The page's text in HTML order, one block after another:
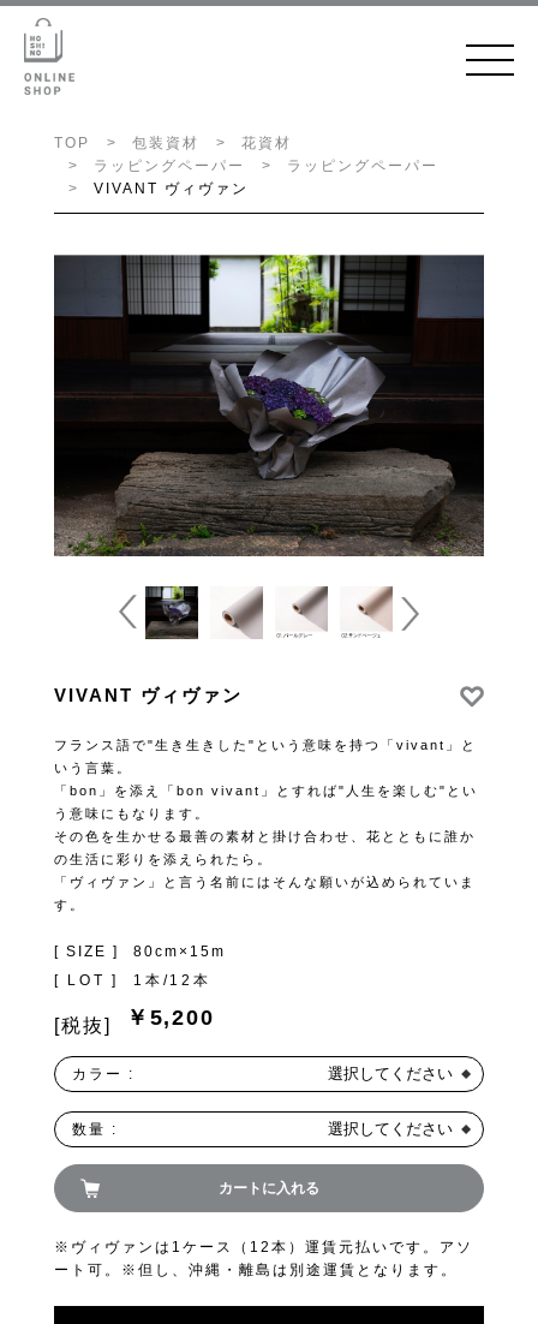
TOP 包装資材
花資材
ラッピングペーパー
ラッピングペーパー
VIVANT ヴィヴァン
VIVANT ヴィヴァン
フランス語で"生き生きした"という意味を持つ「vivant」と
いう言葉。
「bon」を添え「bon vivant」とすれば"人生を楽しむ"とい
う意味にもなります。
その色を生かせる最善の素材と掛け合わせ、花とともに誰か
の生活に彩りを添えられたら。
「ヴィヴァン」と言う名前にはそんな願いが込められていま
す。
[ SIZE ]
80cm×15m
[ LOT ]
1本/12本
￥5,200
[税抜]
カラー : 選択してください
数量 : 選択してください
カートに入れる
※ヴィヴァンは1ケース（12本）運賃元払いです。アソ
ート可。※但し、沖縄・離島は別途運賃となります。